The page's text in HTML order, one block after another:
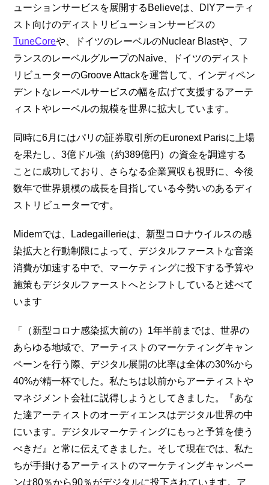
ューションサービスを展開するBelieveは、DIYアーティ
スト向けのディストリビューションサービスの
TuneCoreや、ドイツのレーベルのNuclear Blastや、フ
ランスのレーベルグループのNaive、ドイツのディスト
リビューターのGroove Attackを運営して、インディペン
デントなレーベルサービスの幅を広げて支援するアーテ
ィストやレーベルの規模を世界に拡大しています。
同時に6月にはパリの証券取引所のEuronext Parisに上場
を果たし、3億ドル強（約389億円）の資金を調達する
ことに成功しており、さらなる企業買収も視野に、今後
数年で世界規模の成長を目指している今勢いのあるディ
ストリビューターです。
Midemでは、Ladegaillerieは、新型コロナウイルスの感
染拡大と行動制限によって、デジタルファーストな音楽
消費が加速する中で、マーケティングに投下する予算や
施策もデジタルファーストへとシフトしていると述べて
います
「（新型コロナ感染拡大前の）1年半前までは、世界の
あらゆる地域で、アーティストのマーケティングキャン
ペーンを行う際、デジタル展開の比率は全体の30%から
40%が精一杯でした。私たちは以前からアーティストや
マネジメント会社に説得しようとしてきました。『あな
た達アーティストのオーディエンスはデジタル世界の中
にいます。デジタルマーケティングにもっと予算を使う
べきだ』と常に伝えてきました。そして現在では、私た
ちが手掛けるアーティストのマーケティングキャンペー
ンは80％から90％がデジタルに投下されています。ア